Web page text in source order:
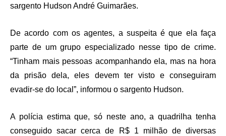
sargento Hudson André Guimarães.
De acordo com os agentes, a suspeita é que ela faça
parte de um grupo especializado nesse tipo de crime.
“Tinham mais pessoas acompanhando ela, mas na hora
da prisão dela, eles devem ter visto e conseguiram
evadir-se do local”, informou o sargento Hudson.
A polícia estima que, só neste ano, a quadrilha tenha
conseguido sacar cerca de R$ 1 milhão de diversas